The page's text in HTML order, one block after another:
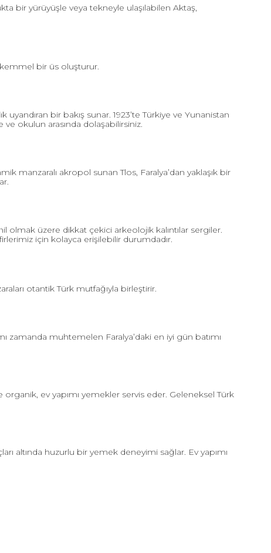
bir yürüyüşle veya tekneyle ulaşılabilen Aktaş,
bir üs oluşturur.
bir bakış sunar. 1923’te Türkiye ve Yunanistan
okulun arasında dolaşabilirsiniz.
manzaralı akropol sunan Tlos, Faralya’dan yaklaşık bir
olmak üzere dikkat çekici arkeolojik kalıntılar sergiler.
için kolayca erişilebilir durumdadır.
otantik Türk mutfağıyla birleştirir.
zamanda muhtemelen Faralya’daki en iyi gün batımı
ev yapımı yemekler servis eder. Geleneksel Türk
altında huzurlu bir yemek deneyimi sağlar. Ev yapımı